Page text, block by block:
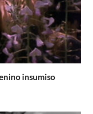
insumiso